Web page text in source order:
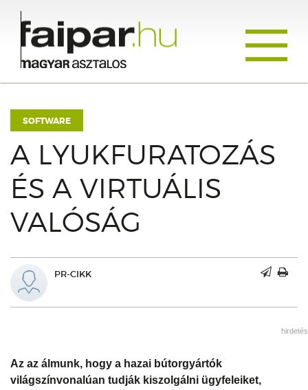
SOFTWARE
A LYUKFURATOZÁS
ÉS A VIRTUÁLIS
VALÓSÁG
PR-CIKK
hirdetés
Az az álmunk, hogy a hazai bútorgyártók
világszínvonalúan tudják kiszolgálni ügyfeleiket,